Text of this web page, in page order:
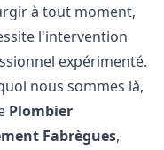
à tout moment,
l'intervention
expérimenté.
nous sommes là,
Plombier
Fabrègues,